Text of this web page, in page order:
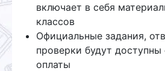
включает в себя
классов
Официальные задания,
проверки будут доступны
оплаты